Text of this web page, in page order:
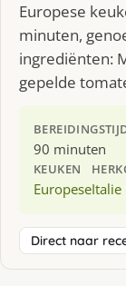
Europese
minuten,
ingrediënten:
gepelde
90 minuten
KEUKEN
EuropeseItalie
Direct naar